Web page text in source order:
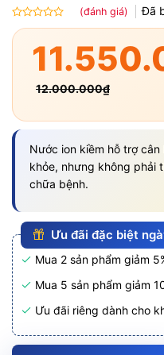
Được
xếp
hạng
(đánh giá) Đã
12.000.000₫
Nước ion kiềm hỗ trợ
khỏe, nhưng không phải
chữa bệnh.
Ưu đãi đặc biệt
Mua 2 sản phẩm giảm
Mua 5 sản phẩm giảm
Ưu đãi riêng dành cho